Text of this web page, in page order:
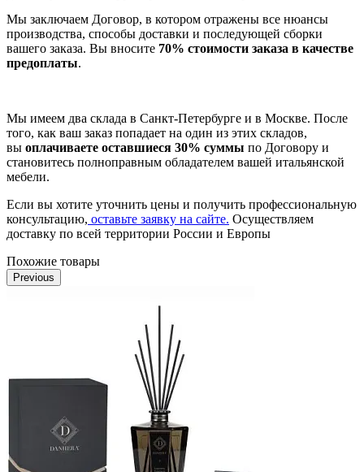
Мы заключаем Договор, в котором отражены все нюансы
производства, способы доставки и последующей сборки
вашего заказа. Вы вносите 70% стоимости заказа в качестве
предоплаты.
Мы имеем два склада в Санкт-Петербурге и в Москве. После
того, как ваш заказ попадает на один из этих складов,
вы оплачиваете оставшиеся 30% суммы по Договору и
становитесь полноправным обладателем вашей итальянской
мебели.
Если вы хотите уточнить цены и получить профессиональную
консультацию, оставьте заявку на сайте. Осуществляем
доставку по всей территории России и Европы
Похожие товары
Previous